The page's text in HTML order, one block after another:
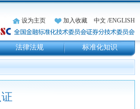
设为主页 加入收藏 中文 /ENGLISH
法律法规 标准化知识